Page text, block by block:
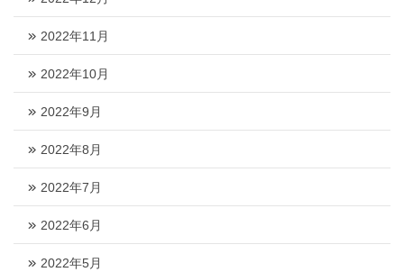
2022年11月
2022年10月
2022年9月
2022年8月
2022年7月
2022年6月
2022年5月